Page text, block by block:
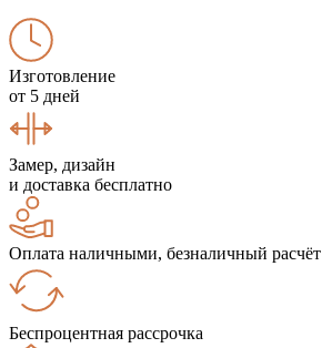
Изготовление
от 5 дней
Замер, дизайн
и доставка бесплатно
Оплата наличными, безналичный расчёт
Беспроцентная рассрочка